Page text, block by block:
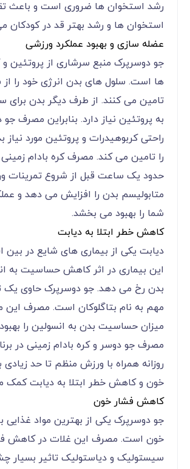
رشد استخوان ها ضروری است و باعث
استخوان ها و رشد بهتر قد در کودکان
عضله سازی و بهبود عملکرد ورزشی
جو دوسرپرک منبع سرشاری از پروتئین و
ها است. سلول های بدن انرژی خود را
تامین می کنند. از طرف دیگر بدن
به پروتئین نیاز دارد. بنابراین مصرف
راحتی کربوهیدرات و پروتئین مورد نیاز
را تامین می کند. مصرف کره بادام
حدود یک ساعت قبل از شروع تمرینات
متابولیسم بدن را افزایش می دهد و
شما را بهبود می بخشد.
کاهش خطر ابتلا به دیابت
دیابت یکی از بیماری های شایع در بین
این بیماری در اثر کاهش حساسیت به
بدن رخ می دهد. جو دوسرپرک حاوی یک
مهم به نام بتاگلوکان است. مصرف این
میزان حساسیت بدن به انسولین را
مصرف جو دوسر و کره بادام زمینی در
روزانه همراه با ورزش منظم تا حد زیادی
خون و کاهش خطر ابتلا به دیابت کمک
کاهش فشار خون
جو دوسرپرک یکی از بهترین مواد
خون است. مصرف این غلات در کاهش
سیستولیک و دیاستولیک تاثیر بسیار